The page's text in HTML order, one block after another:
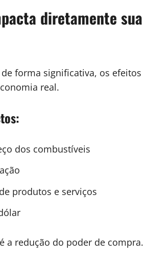
diretamente sua
forma significativa, os efeitos
real.
dos combustíveis
produtos e serviços
a redução do poder de compra.